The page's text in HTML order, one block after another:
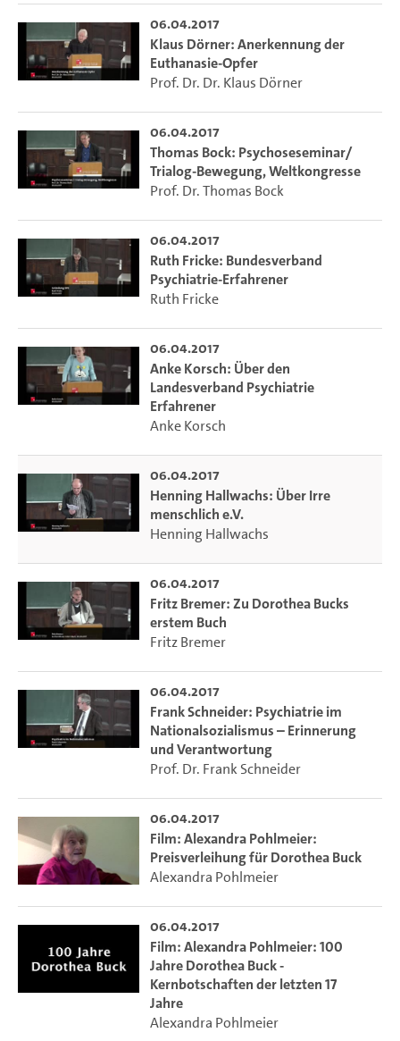
06.04.2017
Klaus Dörner: Anerkennung der
Euthanasie-Opfer
Prof. Dr. Dr. Klaus Dörner
06.04.2017
Thomas Bock: Psychoseseminar/
Trialog-Bewegung, Weltkongresse
Prof. Dr. Thomas Bock
06.04.2017
Ruth Fricke: Bundesverband
Psychiatrie-Erfahrener
Ruth Fricke
06.04.2017
Anke Korsch: Über den
Landesverband Psychiatrie
Erfahrener
Anke Korsch
06.04.2017
Henning Hallwachs: Über Irre
menschlich e.V.
Henning Hallwachs
06.04.2017
Fritz Bremer: Zu Dorothea Bucks
erstem Buch
Fritz Bremer
06.04.2017
Frank Schneider: Psychiatrie im
Nationalsozialismus – Erinnerung
und Verantwortung
Prof. Dr. Frank Schneider
06.04.2017
Film: Alexandra Pohlmeier:
Preisverleihung für Dorothea Buck
Alexandra Pohlmeier
06.04.2017
Film: Alexandra Pohlmeier: 100
Jahre Dorothea Buck -
Kernbotschaften der letzten 17
Jahre
Alexandra Pohlmeier